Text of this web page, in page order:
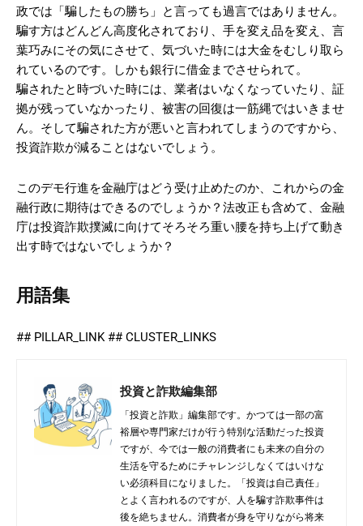
政では「騙したもの勝ち」と言っても過言ではありません。
騙す方はどんどん高度化されており、手を変え品を変え、言
葉巧みにその気にさせて、気づいた時には大金をむしり取ら
れているのです。しかも銀行に借金までさせられて。
騙されたと時づいた時には、業者はいなくなっていたり、証
拠が残っていなかったり、被害の回復は一筋縄ではいきませ
ん。そして騙された方が悪いと言われてしまうのですから、
投資詐欺が減ることはないでしょう。
このデモ行進を金融庁はどう受け止めたのか、これからの金
融行政に期待はできるのでしょうか？法改正も含めて、金融
庁は投資詐欺撲滅に向けてそろそろ重い腰を持ち上げて動き
出す時ではないでしょうか？
用語集
## PILLAR_LINK ## CLUSTER_LINKS
投資と詐欺編集部
「投資と詐欺」編集部です。かつては一部の富
裕層や専門家だけが行う特別な活動だった投資
ですが、今では一般の消費者にも未来の自分の
生活を守るためにチャレンジしなくてはいけな
い必須科目になりました。「投資は自己責任」
とよく言われるのですが、人を騙す詐欺事件は
後を絶ちません。消費者が身を守りながら将来